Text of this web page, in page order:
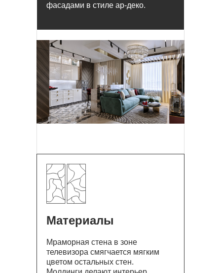
фасадами в стиле ар-деко.
Мраморная стена в зоне
телевизора смягчается мягким
цветом остальных стен.
Материалы